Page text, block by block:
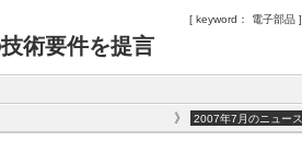
[ keyword： 電子部品 ]
術要件を提言
》 2007年7月のニュース